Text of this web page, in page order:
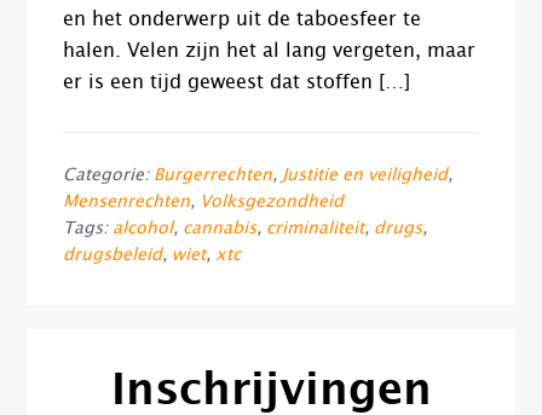
en het onderwerp uit de taboesfeer te
halen. Velen zijn het al lang vergeten, maar
er is een tijd geweest dat stoffen […]
Categorie: Burgerrechten, Justitie en veiligheid,
Mensenrechten, Volksgezondheid
Tags: alcohol, cannabis, criminaliteit, drugs,
drugsbeleid, wiet, xtc
Inschrijvingen